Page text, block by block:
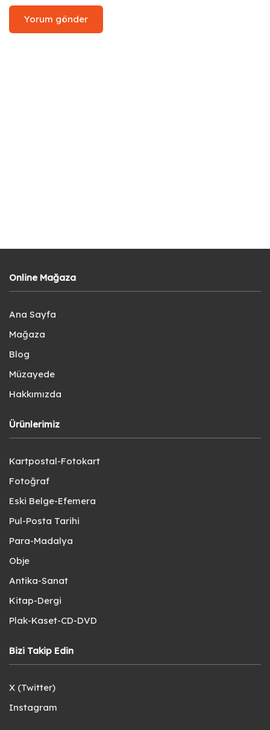
Online Mağaza
Ana Sayfa
Mağaza
Blog
Müzayede
Hakkımızda
Ürünlerimiz
Kartpostal-Fotokart
Fotoğraf
Eski Belge-Efemera
Pul-Posta Tarihi
Para-Madalya
Obje
Antika-Sanat
Kitap-Dergi
Plak-Kaset-CD-DVD
Bizi Takip Edin
X (Twitter)
Instagram